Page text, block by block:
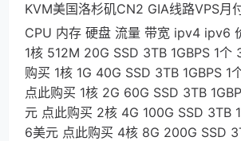
KVM美国洛杉矶CN2 GIA线路VPS月
CPU 内存 硬盘 流量 带宽 ipv4 ipv6
1核 512M 20G SSD 3TB 1GBPS 1个
购买 1核 1G 40G SSD 3TB 1GBPS 1
点此购买 1核 2G 60G SSD 3TB
元 点此购买 2核 4G 100G SSD 3TB
6美元 点此购买 4核 8G 200G SSD